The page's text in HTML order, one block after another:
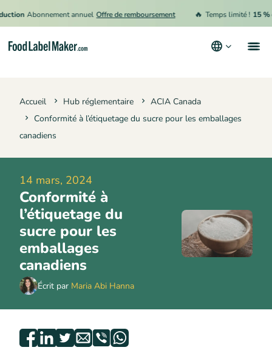
Abonnement annuel Offre de remboursement 🔥 Temps limité ! 15 % de
Accueil Hub réglementaire
ACIA Canada
Conformité à l’étiquetage du sucre pour les emballages
canadiens
14 mars, 2024
Conformité à
l’étiquetage du
sucre pour les
emballages
canadiens
Écrit par Maria Abi Hanna
Tarification
Engager un expert
Ressources
Conditions générales d’utilisation
Politique de confidentialité